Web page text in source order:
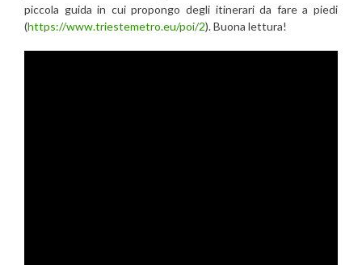
piccola guida in cui propongo degli itinerari da fare a piedi
(https://www.triestemetro.eu/poi/2). Buona lettura!